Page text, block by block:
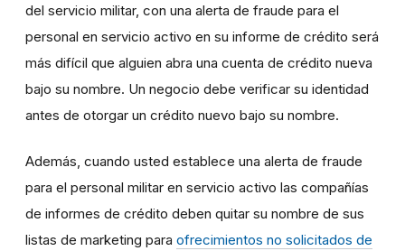
del servicio militar, con una alerta de fraude para el
personal en servicio activo en su informe de crédito será
más difícil que alguien abra una cuenta de crédito nueva
bajo su nombre. Un negocio debe verificar su identidad
antes de otorgar un crédito nuevo bajo su nombre.
Además, cuando usted establece una alerta de fraude
para el personal militar en servicio activo las compañías
de informes de crédito deben quitar su nombre de sus
listas de marketing para ofrecimientos no solicitados de